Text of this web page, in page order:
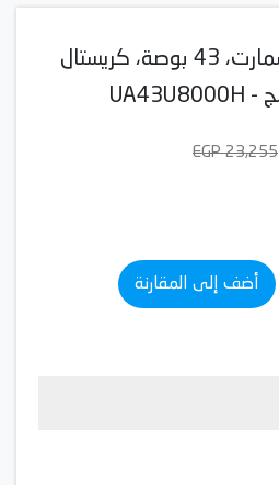
تلفزيون سامسونج سمارت، 43 بوصة، كريستال
23,255 EGP
أضف إلى المقارنة